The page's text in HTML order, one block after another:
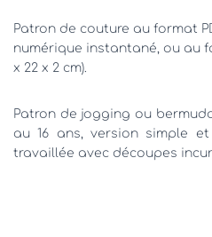
prix :
à
Patron de couture au format
numérique instantané, ou au
x 22 x 2 cm).
Patron de jogging ou
au 16 ans, version simple
travaillée avec découpes